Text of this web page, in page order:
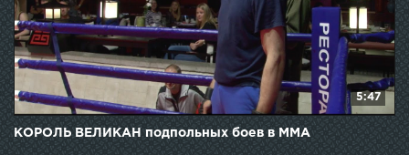
5:47
КОРОЛЬ ВЕЛИКАН подпольных боев в ММА